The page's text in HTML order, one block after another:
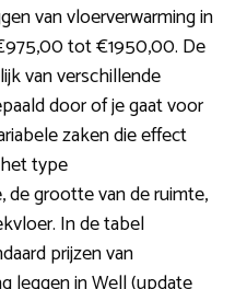
van vloerverwarming in
tot €1950,00. De
van verschillende
door of je gaat voor
zaken die effect
type
de grootte van de ruimte,
In de tabel
prijzen van